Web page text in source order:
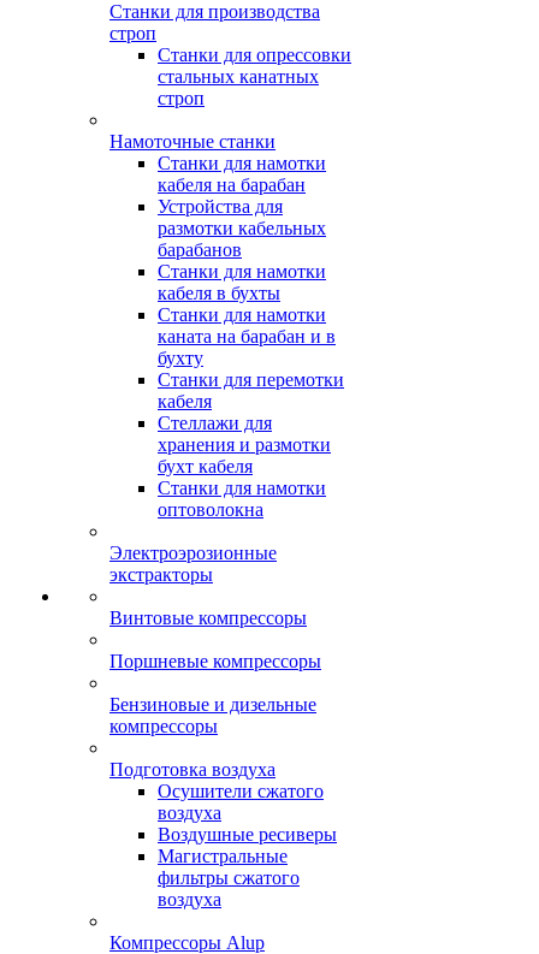
Станки для производства
строп
Станки для опрессовки
стальных канатных
строп
Намоточные станки
Станки для намотки
кабеля на барабан
Устройства для
размотки кабельных
барабанов
Станки для намотки
кабеля в бухты
Станки для намотки
каната на барабан и в
бухту
Станки для перемотки
кабеля
Стеллажи для
хранения и размотки
бухт кабеля
Станки для намотки
оптоволокна
Электроэрозионные
экстракторы
Винтовые компрессоры
Поршневые компрессоры
Бензиновые и дизельные
компрессоры
Подготовка воздуха
Осушители сжатого
воздуха
Воздушные ресиверы
Магистральные
фильтры сжатого
воздуха
Компрессоры Alup